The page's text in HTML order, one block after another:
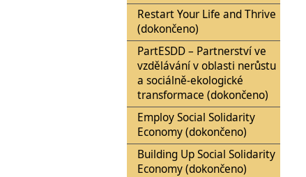
Restart Your Life and Thrive
(dokončeno)
PartESDD – Partnerství ve
vzdělávání v oblasti nerůstu
a sociálně-ekologické
transformace (dokončeno)
Employ Social Solidarity
Economy (dokončeno)
Building Up Social Solidarity
Economy (dokončeno)